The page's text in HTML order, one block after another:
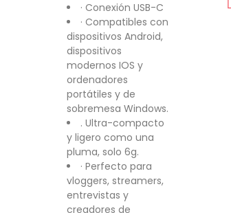
· Conexión USB-C
· Compatibles con
dispositivos Android,
dispositivos
modernos IOS y
ordenadores
portátiles y de
sobremesa Windows.
. Ultra-compacto
y ligero como una
pluma, solo 6g.
· Perfecto para
vloggers, streamers,
entrevistas y
creadores de